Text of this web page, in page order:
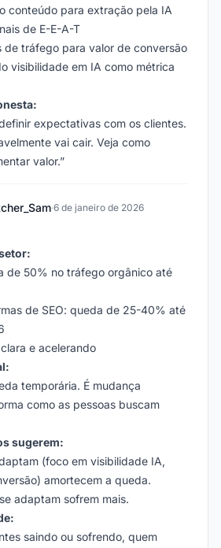
conteúdo para extração pela IA
de E-E-A-T
de tráfego para valor de conversão
visibilidade em IA como métrica
expectativas com os clientes.
vai cair. Veja como
valor.”
·6 de janeiro de 2026
de 50% no tráfego orgânico até
de SEO: queda de 25-40% até
e acelerando
temporária. É mudança
como as pessoas buscam
sugerem:
(foco em visibilidade IA,
amortecem a queda.
adaptam sofrem mais.
saindo ou sofrendo, quem